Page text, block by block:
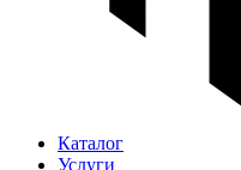
Каталог
Услуги